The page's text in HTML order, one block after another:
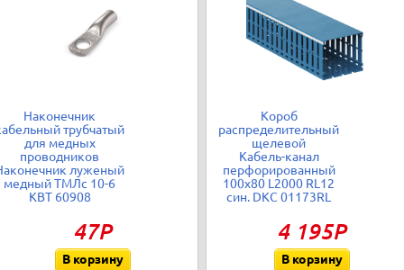
Наконечник
трубчатый
для медных
проводников
луженый
медный ТМЛс 10-6
КВТ 60908
47Р
В корзину
Короб
распределительный
щелевой
Кабель-канал
перфорированный
100х80 L2000 RL12
син. DKC 01173RL
4 195Р
В корзину